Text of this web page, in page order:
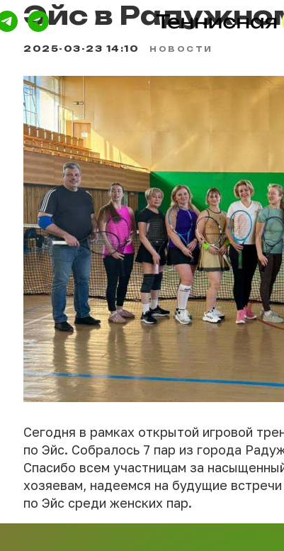
Эйс в
2025-03-23 14:10 НОВОСТИ
Сегодня в рамках открытой игровой
по Эйс. Собралось 7 пар из города
Спасибо всем участницам за
хозяевам, надеемся на будущие
по Эйс среди женских пар.